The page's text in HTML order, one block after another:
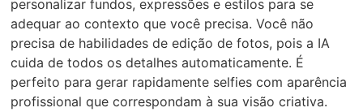
personalizar fundos, expressões e estilos para se
adequar ao contexto que você precisa. Você não
precisa de habilidades de edição de fotos, pois a IA
cuida de todos os detalhes automaticamente. É
perfeito para gerar rapidamente selfies com aparência
profissional que correspondam à sua visão criativa.